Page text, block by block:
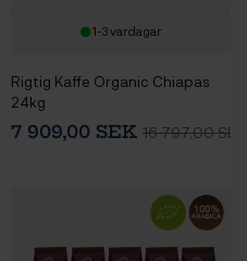
1-3 vardagar
Rigtig Kaffe Organic Chiapas
24kg
7 909,00 SEK 16 797,00 SEK